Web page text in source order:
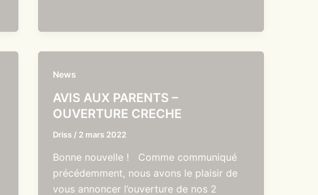
News
AVIS AUX PARENTS –
OUVERTURE CRECHE
Driss / 2 mars 2022
Bonne nouvelle ! Comme communiqué
précédemment, nous avons le plaisir de
vous annoncer l’ouverture de nos 2